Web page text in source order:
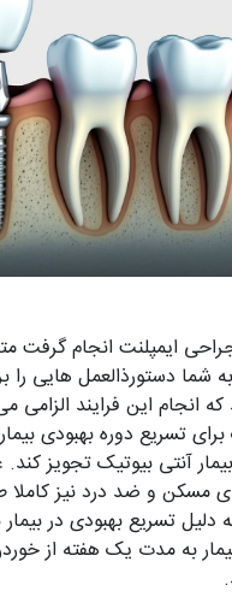
جراحی ایمپلنت انجام
شما دستورذالعمل هایی را
انجام این فرایند الزامی
تسریع دوره بهبودی بیمار
آنتی بیوتیک تجویز کند.
مسکن و ضد درد نیز
دلیل تسریع بهبودی در
به مدت یک هفته از